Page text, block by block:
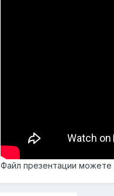
Файл презентации можете